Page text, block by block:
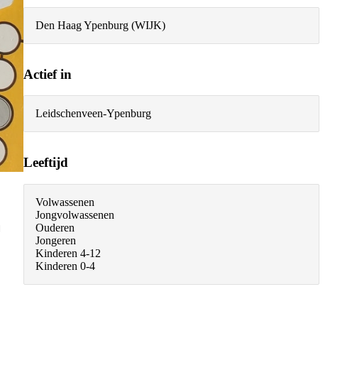
Den Haag Ypenburg (WIJK)
Actief in
Leidschenveen-Ypenburg
Leeftijd
Volwassenen
Jongvolwassenen
Ouderen
Jongeren
Kinderen 4-12
Kinderen 0-4